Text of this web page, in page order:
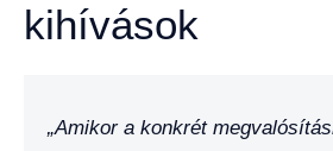
kihívások
„Amikor a konkrét